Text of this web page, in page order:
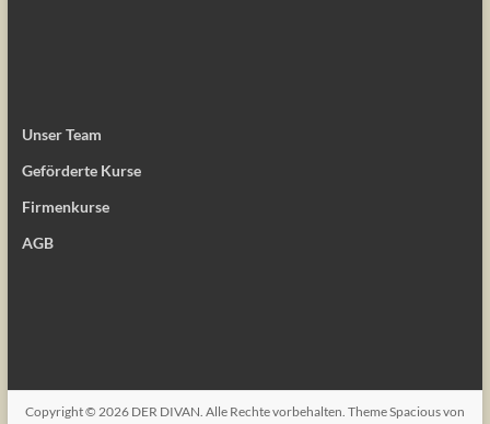
Unser Team
Geförderte Kurse
Firmenkurse
AGB
Copyright © 2026 DER DIVAN. Alle Rechte vorbehalten. ThemeSpaciousvon